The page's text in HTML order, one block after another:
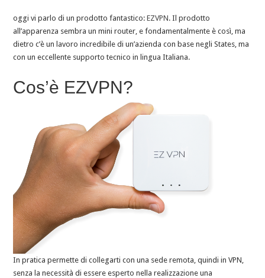
oggi vi parlo di un prodotto fantastico:EZVPN. Il prodotto
all’apparenza sembra un mini router, e fondamentalmente è così, ma
dietro c’è un lavoro incredibile di un’azienda con base negli States, ma
con un eccellente supporto tecnico in lingua Italiana.
Cos’è EZVPN?
In pratica permette di collegarti con una sede remota, quindi in VPN,
senza la necessità di essere esperto nella realizzazione una